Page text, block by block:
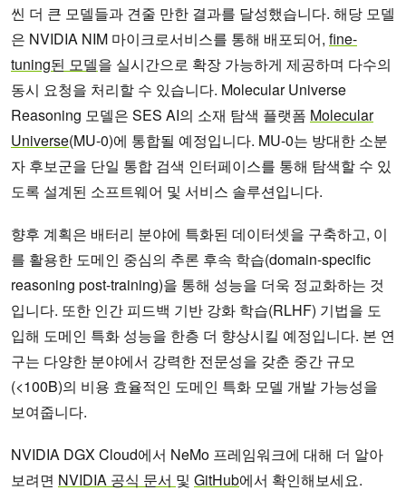
씬 더 큰 모델들과 견줄 만한 결과를 달성했습니다. 해당 모델
은 NVIDIA NIM 마이크로서비스를 통해 배포되어, fine-
tuning된 모델을 실시간으로 확장 가능하게 제공하며 다수의
동시 요청을 처리할 수 있습니다. Molecular Universe
Reasoning 모델은 SES AI의 소재 탐색 플랫폼 Molecular
Universe(MU-0)에 통합될 예정입니다. MU-0는 방대한 소분
자 후보군을 단일 통합 검색 인터페이스를 통해 탐색할 수 있
도록 설계된 소프트웨어 및 서비스 솔루션입니다.
향후 계획은 배터리 분야에 특화된 데이터셋을 구축하고, 이
를 활용한 도메인 중심의 추론 후속 학습(domain-specific
reasoning post-training)을 통해 성능을 더욱 정교화하는 것
입니다. 또한 인간 피드백 기반 강화 학습(RLHF) 기법을 도
입해 도메인 특화 성능을 한층 더 향상시킬 예정입니다. 본 연
구는 다양한 분야에서 강력한 전문성을 갖춘 중간 규모
(<100B)의 비용 효율적인 도메인 특화 모델 개발 가능성을
보여줍니다.
NVIDIA DGX Cloud에서 NeMo 프레임워크에 대해 더 알아
보려면 NVIDIA 공식 문서 및 GitHub에서 확인해보세요.